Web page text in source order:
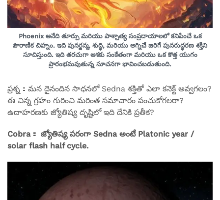
Phoenix అనేది తూర్పు మరియు పాశ్చాత్య సంప్రదాయాలలో కనిపించే ఒక
పౌరాణిక చిహ్నం. ఇది పునర్జన్మ, శుద్ధి, మరియు అగ్నిచే జరిగే పునరుద్ధరణ శక్తిని
సూచిస్తుంది. ఇది తరచుగా ఆశకు సంకేతంగా మరియు ఒక కొత్త యుగం
ప్రారంభమవుతున్న సూచనగా భావించబడుతుంది.
ప్రశ్న：మన దైనందిన సాధనలో Sedna శక్తితో ఎలా కనెక్ట్ అవ్వగలం?
ఈ చిన్న గ్రహం గురించి మరింత సమాచారం పంచుకోగలరా?
ఉదాహరణకు జ్యోతిష్య దృష్టిలో ఇది దేనికి ప్రతీక?
Cobra： జ్యోతిష్య పరంగా Sedna అంటే Platonic year /
solar flash half cycle.